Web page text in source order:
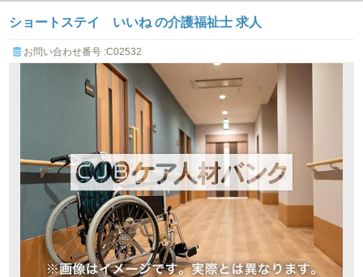
ショートステイ いいね の介護福祉士 求人
お問い合わせ番号 :C02532